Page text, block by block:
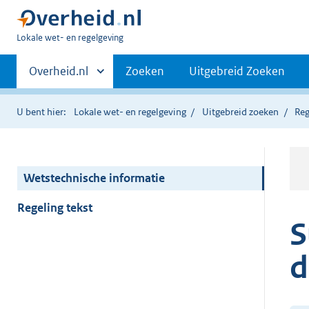
U
hier:
Lokale wet- en regelgeving
Primaire
navigatie
Andere
sites
binnen
Overheid.nl Zoeken Uitgebreid Zoeken
U bent hier: Lokale wet- en regelgeving Uitgebreid zoeken
Wetstechnische informatie
Regeling tekst